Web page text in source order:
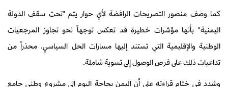
كما وصف منصور التصريحات الرافضة لأي حوار يتم "تحت سقف الدولة
اليمنية" بأنها مؤشرات خطيرة قد تعكس توجهاً نحو تجاوز المرجعيات
الوطنية والإقليمية التي تستند إليها مسارات الحل السياسي، محذراً من
تداعيات ذلك على فرص الوصول إلى تسوية شاملة.
وشدد في ختام قراءته على أن اليمن بحاجة اليوم إلى مشروع وطني جامع